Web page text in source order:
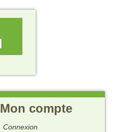
Mon compte
Connexion